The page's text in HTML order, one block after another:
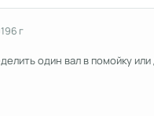
6 г
один вал в помойку